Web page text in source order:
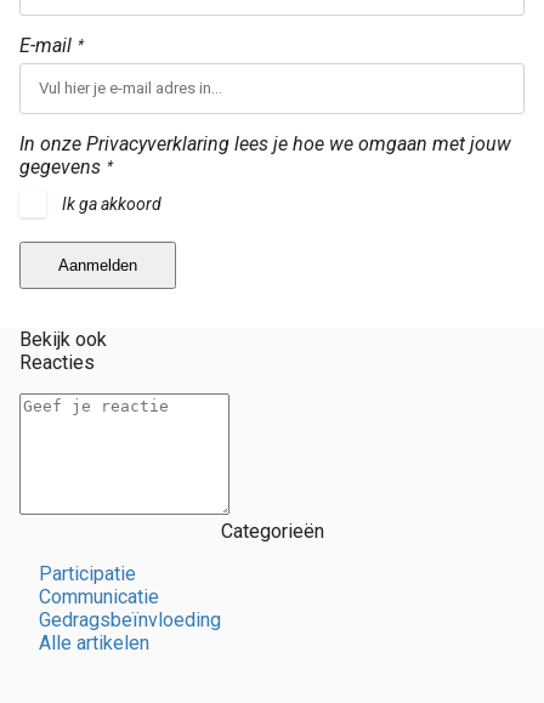
E-mail *
In onze Privacyverklaring lees je hoe we omgaan met jouw
gegevens *
Ik ga akkoord
Aanmelden
Bekijk ook
Reacties
Categorieën
Participatie
Communicatie
Gedragsbeïnvloeding
Alle artikelen